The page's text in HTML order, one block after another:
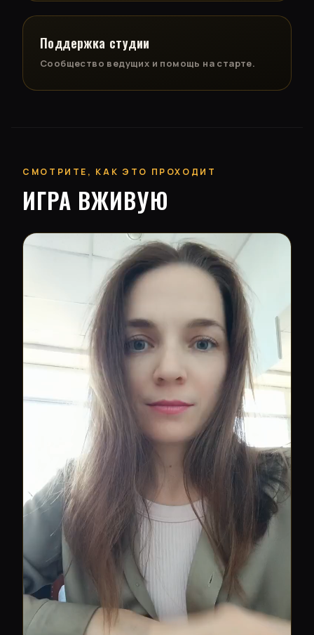
Поддержка студии
Сообщество ведущих и помощь на старте.
СМОТРИТЕ, КАК ЭТО ПРОХОДИТ
ИГРА ВЖИВУЮ